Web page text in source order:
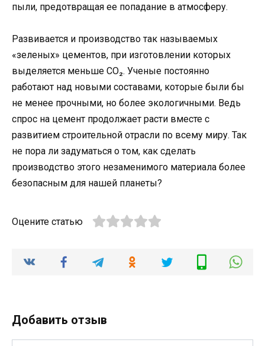
пыли, предотвращая ее попадание в атмосферу.
Развивается и производство так называемых
«зеленых» цементов, при изготовлении которых
выделяется меньше CO₂. Ученые постоянно
работают над новыми составами, которые были бы
не менее прочными, но более экологичными. Ведь
спрос на цемент продолжает расти вместе с
развитием строительной отрасли по всему миру. Так
не пора ли задуматься о том, как сделать
производство этого незаменимого материала более
безопасным для нашей планеты?
Оцените статью
Добавить отзыв